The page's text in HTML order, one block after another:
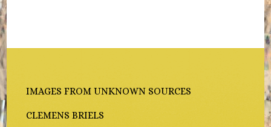
IMAGES FROM UNKNOWN SOURCES
CLEMENS BRIELS